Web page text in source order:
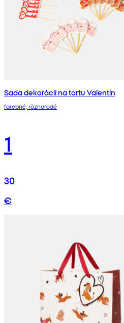
Sada dekorácií na tortu Valentín
farebné, rôznorodé
1
30
€